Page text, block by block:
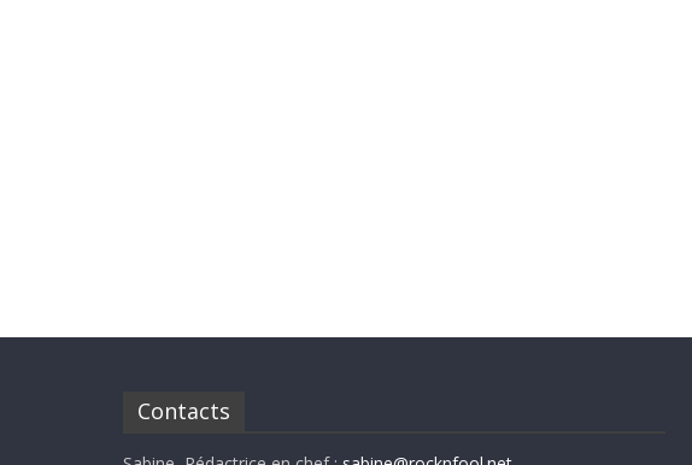
Contacts